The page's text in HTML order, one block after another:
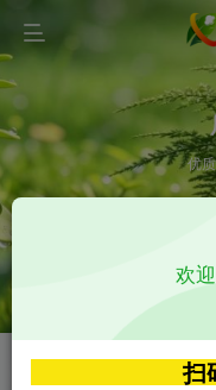
优
VIP特权介绍
欢
扫